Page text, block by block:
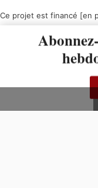
Ce projet est financé [en